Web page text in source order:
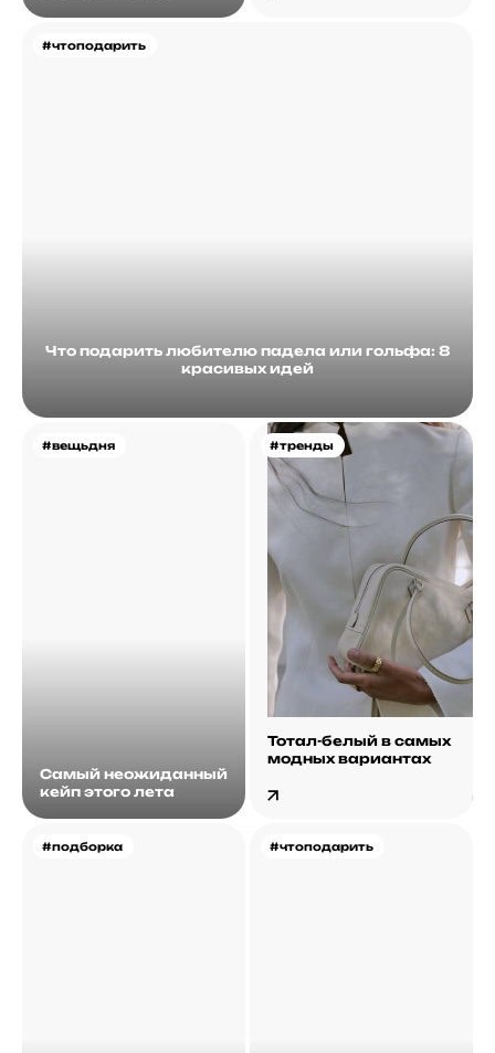
#чтоподарить
Что подарить любителю падела или гольфа: 8
красивых идей
#вещьдня
Самый неожиданный
кейп этого лета
#тренды
Тотал-белый в самых
модных вариантах
#подборка #чтоподарить